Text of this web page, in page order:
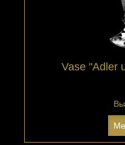
Vase "Adler